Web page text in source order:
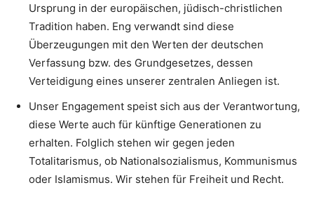
Ursprung in der europäischen, jüdisch-christlichen
Tradition haben. Eng verwandt sind diese
Überzeugungen mit den Werten der deutschen
Verfassung bzw. des Grundgesetzes, dessen
Verteidigung eines unserer zentralen Anliegen ist.
Unser Engagement speist sich aus der Verantwortung,
diese Werte auch für künftige Generationen zu
erhalten. Folglich stehen wir gegen jeden
Totalitarismus, ob Nationalsozialismus, Kommunismus
oder Islamismus. Wir stehen für Freiheit und Recht.